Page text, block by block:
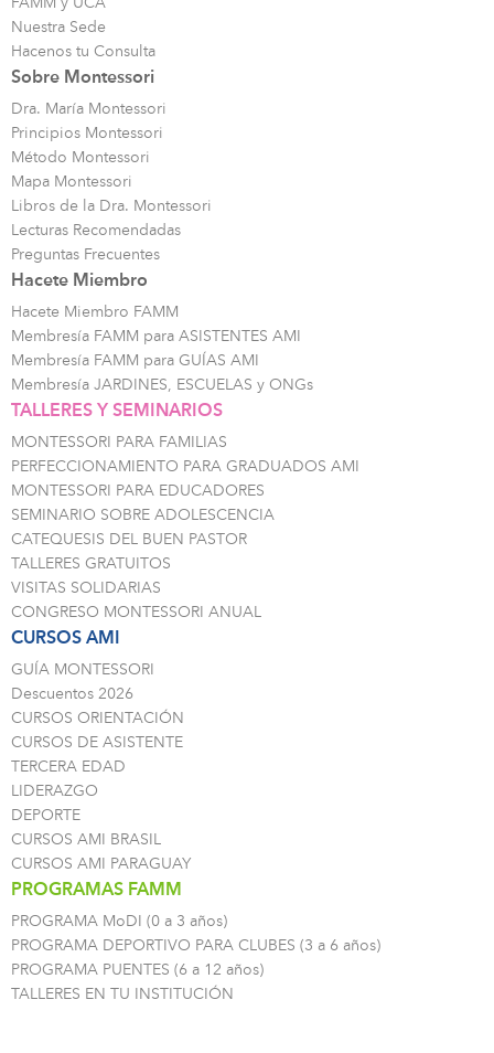
Nuestra Sede
Hacenos tu Consulta
Sobre Montessori
Dra. María Montessori
Principios Montessori
Método Montessori
Mapa Montessori
Libros de la Dra. Montessori
Lecturas Recomendadas
Preguntas Frecuentes
Hacete Miembro
Hacete Miembro FAMM
Membresía FAMM para ASISTENTES AMI
Membresía FAMM para GUÍAS AMI
Membresía JARDINES, ESCUELAS y ONGs
TALLERES Y SEMINARIOS
MONTESSORI PARA FAMILIAS
PERFECCIONAMIENTO PARA GRADUADOS AMI
MONTESSORI PARA EDUCADORES
SEMINARIO SOBRE ADOLESCENCIA
CATEQUESIS DEL BUEN PASTOR
TALLERES GRATUITOS
VISITAS SOLIDARIAS
CONGRESO MONTESSORI ANUAL
CURSOS AMI
GUÍA MONTESSORI
Descuentos 2026
CURSOS ORIENTACIÓN
CURSOS DE ASISTENTE
TERCERA EDAD
LIDERAZGO
DEPORTE
CURSOS AMI BRASIL
CURSOS AMI PARAGUAY
PROGRAMAS FAMM
PROGRAMA MoDI (0 a 3 años)
PROGRAMA DEPORTIVO PARA CLUBES (3 a 6 años)
PROGRAMA PUENTES (6 a 12 años)
TALLERES EN TU INSTITUCIÓN